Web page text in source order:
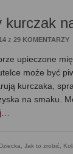
kurczak
z29 KOMENTARZY
upieczone
może być
kurczaka,
na smaku.
, Jak to zrobić,